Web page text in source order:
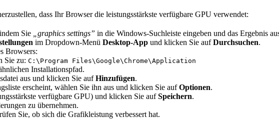
dass Ihr Browser die leistungsstärkste verfügbare GPU verwendet:
Sie „graphics settings” in die Windows-Suchleiste eingeben und das Ergebnis
im Dropdown-Menü Desktop-App und klicken Sie aufDurchsuchen.
Browsers:
Sie zu: C:\Program Files\Google\Chrome\Application
Installationspfad.
aus und klicken Sie aufHinzufügen.
erscheint, wählen Sie ihn aus und klicken Sie aufOptionen.
verfügbare GPU) und klicken Sie aufSpeichern.
zu übernehmen.
Sie, ob sich die Grafikleistung verbessert hat.